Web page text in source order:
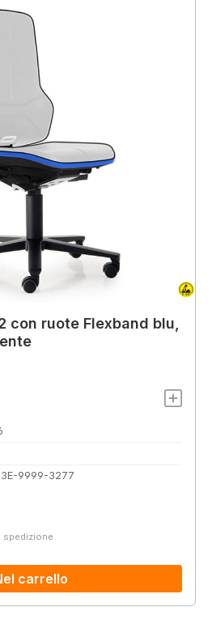
con ruote Flexband blu,
9999-3277
spedizione
carrello